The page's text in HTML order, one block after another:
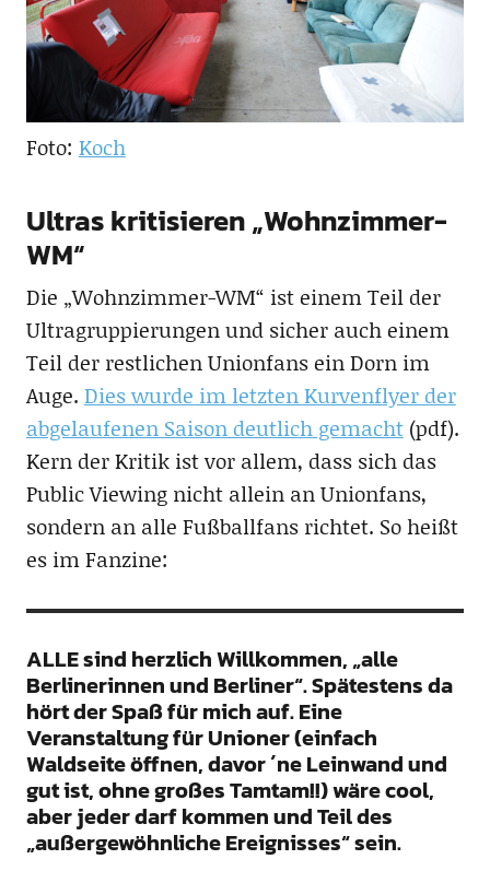
Foto: Koch
Ultras kritisieren „Wohnzimmer-
WM“
Die „Wohnzimmer-WM“ ist einem Teil der
Ultragruppierungen und sicher auch einem
Teil der restlichen Unionfans ein Dorn im
Auge. Dies wurde im letzten Kurvenflyer der
abgelaufenen Saison deutlich gemacht(pdf).
Kern der Kritik ist vor allem, dass sich das
Public Viewing nicht allein an Unionfans,
sondern an alle Fußballfans richtet. So heißt
es im Fanzine:
ALLE sind herzlich Willkommen, „alle
Berlinerinnen und Berliner“. Spätestens da
hört der Spaß für mich auf. Eine
Veranstaltung für Unioner (einfach
Waldseite öffnen, davor ´ne Leinwand und
gut ist, ohne großes Tamtam!!) wäre cool,
aber jeder darf kommen und Teil des
„außergewöhnliche Ereignisses“ sein.